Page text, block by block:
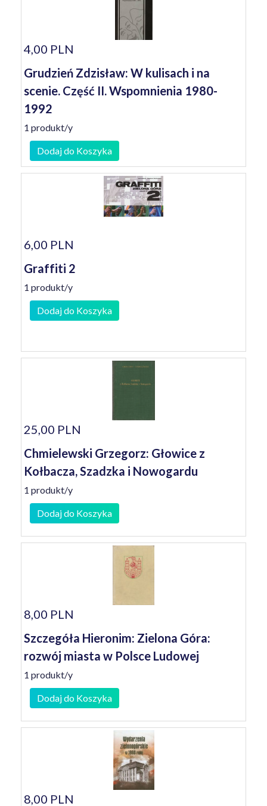
4,00 PLN
Grudzień Zdzisław: W kulisach i na
scenie. Część II. Wspomnienia 1980-
1992
1 produkt/y
Dodaj do Koszyka
6,00 PLN
Graffiti 2
1 produkt/y
Dodaj do Koszyka
25,00 PLN
Chmielewski Grzegorz: Głowice z
Kołbacza, Szadzka i Nowogardu
1 produkt/y
Dodaj do Koszyka
8,00 PLN
Szczegóła Hieronim: Zielona Góra:
rozwój miasta w Polsce Ludowej
1 produkt/y
Dodaj do Koszyka
8,00 PLN